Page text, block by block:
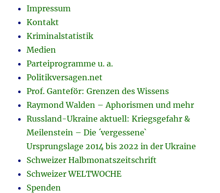
Impressum
Kontakt
Kriminalstatistik
Medien
Parteiprogramme u. a.
Politikversagen.net
Prof. Ganteför: Grenzen des Wissens
Raymond Walden – Aphorismen und mehr
Russland-Ukraine aktuell: Kriegsgefahr &
Meilenstein – Die ´vergessene`
Ursprungslage 2014 bis 2022 in der Ukraine
Schweizer Halbmonatszeitschrift
Schweizer WELTWOCHE
Spenden